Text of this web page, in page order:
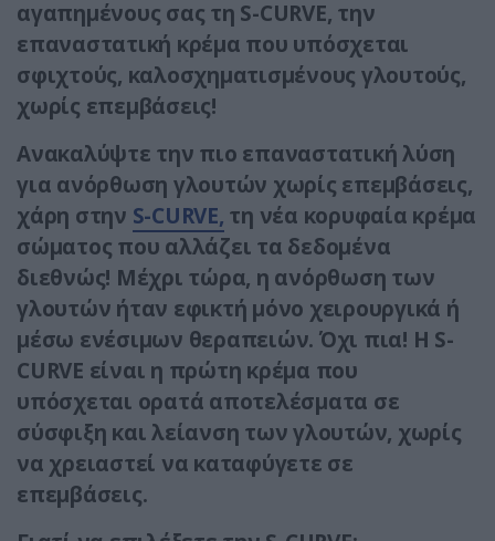
αγαπημένους σας τη S-CURVE, την
επαναστατική κρέμα που υπόσχεται
σφιχτούς, καλοσχηματισμένους γλουτούς,
χωρίς επεμβάσεις!
Ανακαλύψτε την πιο επαναστατική λύση
για ανόρθωση γλουτών χωρίς επεμβάσεις,
χάρη στην S-CURVE, τη νέα κορυφαία κρέμα
σώματος που αλλάζει τα δεδομένα
διεθνώς! Μέχρι τώρα, η ανόρθωση των
γλουτών ήταν εφικτή μόνο χειρουργικά ή
μέσω ενέσιμων θεραπειών. Όχι πια! Η S-
CURVE είναι η πρώτη κρέμα που
υπόσχεται ορατά αποτελέσματα σε
σύσφιξη και λείανση των γλουτών, χωρίς
να χρειαστεί να καταφύγετε σε
επεμβάσεις.